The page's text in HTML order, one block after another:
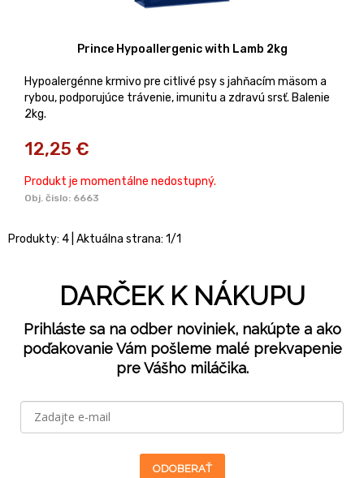
Prince Hypoallergenic with Lamb 2kg
Hypoalergénne krmivo pre citlivé psy s jahňacím mäsom a
rybou, podporujúce trávenie, imunitu a zdravú srsť. Balenie
2kg.
12,25 €
Produkt je momentálne nedostupný.
Obj. čislo: 6663
Produkty: 4 | Aktuálna strana: 1/1
DARČEK K NÁKUPU
Prihláste sa na odber noviniek, nakúpte a ako
poďakovanie Vám pošleme malé prekvapenie
pre Vášho miláčika.
ODOBERAŤ